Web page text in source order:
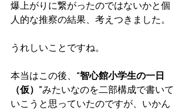
爆上がりに繋がったのではないかと個
人的な推察の結果、考えつきました。
うれしいことですね。
本当はこの後、 “智心館小学生の一日
（仮）”みたいなのを二部構成で書いて
いこうと思っていたのですが、いかん